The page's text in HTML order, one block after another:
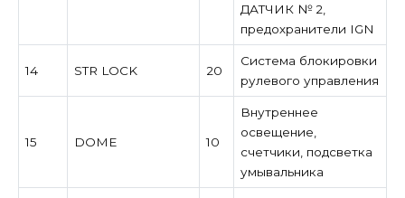
ДАТЧИК № 2,
предохранители IGN
14 STR LOCK 20
Система блокировки
рулевого управления
15 DOME 10
Внутреннее
освещение,
счетчики, подсветка
умывальника